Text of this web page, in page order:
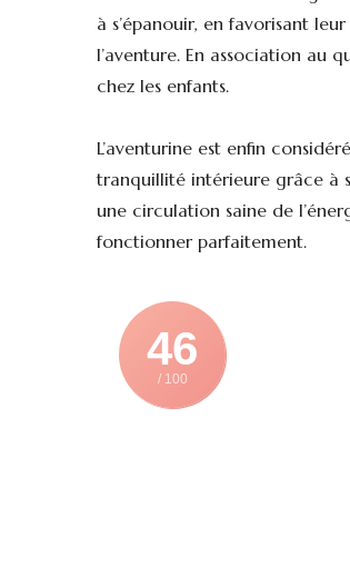
à s’épanouir, en favorisant
l’aventure. En association au
chez les enfants.
L’aventurine est enfin
tranquillité intérieure grâce à
une circulation saine de
fonctionner parfaitement.
46
/ 100